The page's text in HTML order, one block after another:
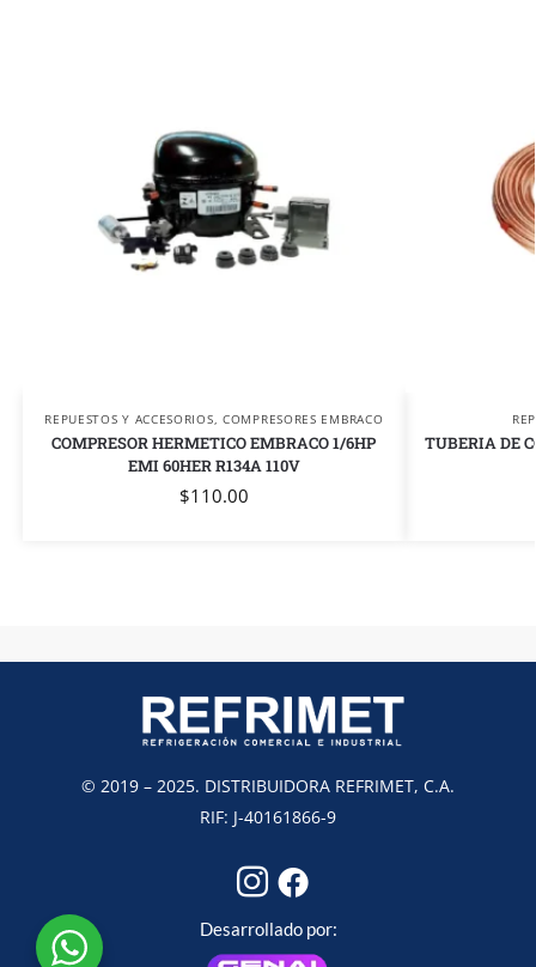
REPUESTOS Y ACCESORIOS COMPRESORES EMBRACO
COMPRESOR HERMETICO EMBRACO 1/6HP
EMI 60HER R134A 110V
$110.00
TUBERIA DE
© 2019 – 2025. DISTRIBUIDORA REFRIMET, C.A.
RIF: J-40161866-9
Desarrollado por: